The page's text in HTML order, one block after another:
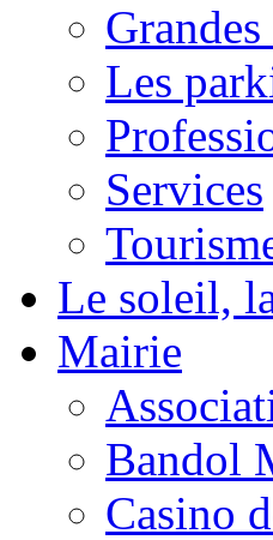
Les
Services
Le soleil,
Mairie
Bandol
Casino